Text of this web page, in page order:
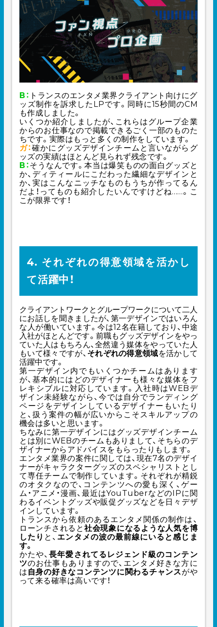
B： トランスのエンタメ業界クライアント向けにグ
ッズ制作を訴求したLPです。同時に15秒間のCM
も作成しました。
いくつか紹介しましたが、これらはグループ企業
からのお仕事なので掲載できるごく一部のものた
ちです。実際はもっと多くの制作をしています。
ガ：確かにグッズデザインチームと言いながらグ
ッズの実績はほとんど見られず残念です。
B：そうなんです。本当は爆笑ものの面白グッズと
か、ディティールにこだわった繊細なデザインと
か、実はこんなニッチなものもうちが作ってるん
だよ！ってものも紹介したいんですけどね……。こ
こが限界です！
4. それぞれの得意領域を活かし
て活躍中！
クライアントワークとグループワークについて二人
にお話しを聞きましたが、第一デザインではいろん
な人が働いています。今は12名在籍しており、中途
入社がほとんどです。前職もグッズデザインをやっ
ていた人はもちろん、全然違う媒体をやっていた人
もいて様々ですが、 それぞれの得意領域を活かして
活躍中です。
第一デザイン内でもいくつかチームはあります
が、基本的にはどのデザイナーも様々な媒体をフ
レキシブルに対応しています。入社時はWEBデ
ザイン未経験ながら、今では自分でランディング
ページをデザインしているデザイナーもいたり
と、扱う案件の幅が広いからこそスキルアップの
機会は多いと思います。
ちなみに第一デザインにはグッズデザインチーム
とは別にWEBのチームもありまして、そちらのデ
ザイナーからアドバイスをもらったりもします。
エンタメ業界の案件に関しては、現在7名のデザイ
ナーがキャラクターグッズのスペシャリストとし
て専任チームで制作しています。それぞれが精鋭
のオタクなので、コンテンツへの愛も深く、ゲー
ム・アニメ・漫画、最近はYouTuberなどのIPに関
わるイベントグッズや販促グッズなどを日々デザ
インしています。
トランスから依頼のあるエンタメ関係の制作は、
ローンチされると 社会現象になるような人気を博
したり と、 エンタメの波の最前線にいると感じま
す。
かたや、長年愛されてるレジェンド級のコンテン
ツのお仕事もありますので、エンタメ好きな方に
は 自身の好きなコンテンツに関わるチャンスがや
って来る確率は高いです！